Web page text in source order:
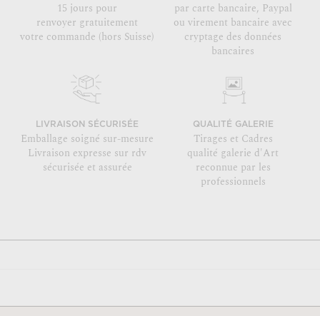
15 jours pour
renvoyer gratuitement
votre commande (hors Suisse)
par carte bancaire, Paypal
ou virement bancaire avec
cryptage des données
bancaires
LIVRAISON SÉCURISÉE
Emballage soigné sur-mesure
Livraison expresse sur rdv
sécurisée et assurée
QUALITÉ GALERIE
Tirages et Cadres
qualité galerie d'Art
reconnue par les
professionnels